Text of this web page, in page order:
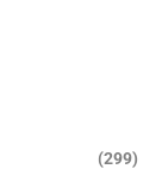
(299)